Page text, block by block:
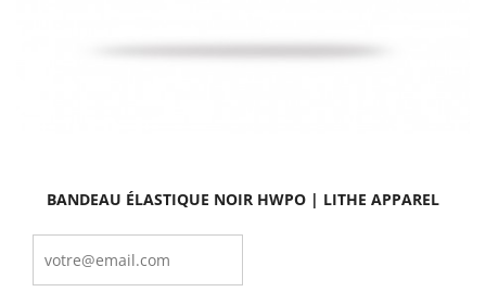
BANDEAU ÉLASTIQUE NOIR HWPO | LITHE APPAREL